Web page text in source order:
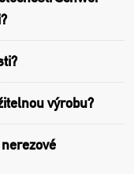
výrobu?